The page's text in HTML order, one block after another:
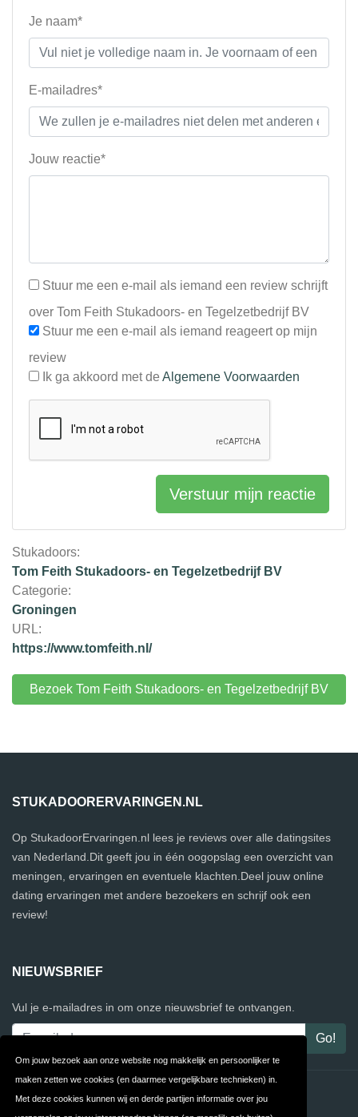
Om jouw bezoek aan onze website nog makkelijk en persoonlijker te
maken zetten we cookies (en daarmee vergelijkbare technieken) in.
Met deze cookies kunnen wij en derde partijen informatie over jou
Stukadoors:
Tom Feith Stukadoors- en Tegelzetbedrijf BV
Categorie:
Groningen
URL:
https://www.tomfeith.nl/
Bezoek Tom Feith Stukadoors- en Tegelzetbedrijf BV
Je naam*
E-mailadres*
Jouw reactie*
Stuur me een e-mail als iemand een review schrijft
over Tom Feith Stukadoors- en Tegelzetbedrijf BV
Stuur me een e-mail als iemand reageert op mijn
review
Ik ga akkoord met de Algemene Voorwaarden
Verstuur mijn reactie
STUKADOORERVARINGEN.NL
Op StukadoorErvaringen.nl lees je reviews over alle datingsites
van Nederland.Dit geeft jou in één oogopslag een overzicht van
meningen, ervaringen en eventuele klachten.Deel jouw online
dating ervaringen met andere bezoekers en schrijf ook een
review!
NIEUWSBRIEF
Vul je e-mailadres in om onze nieuwsbrief te ontvangen.
Contact Privacy